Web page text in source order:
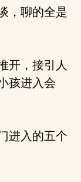
，聊的全是
开，接引人
孩进入会
进入的五个